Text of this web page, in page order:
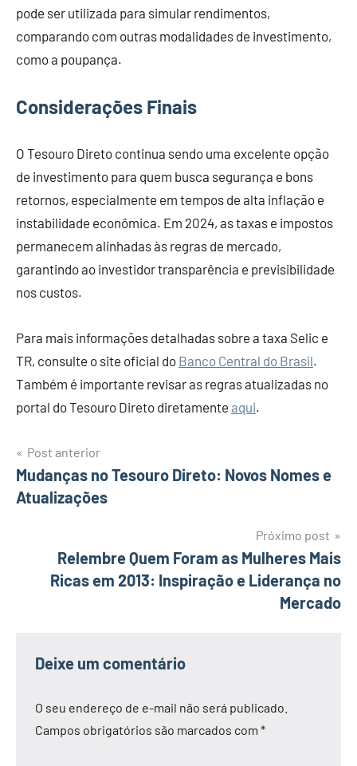
pode ser utilizada para simular rendimentos,
comparando com outras modalidades de investimento,
como a poupança.
Considerações Finais
O Tesouro Direto continua sendo uma excelente opção
de investimento para quem busca segurança e bons
retornos, especialmente em tempos de alta inflação e
instabilidade econômica. Em 2024, as taxas e impostos
permanecem alinhadas às regras de mercado,
garantindo ao investidor transparência e previsibilidade
nos custos.
Para mais informações detalhadas sobre a taxa Selic e
TR, consulte o site oficial do Banco Central do Brasil.
Também é importante revisar as regras atualizadas no
portal do Tesouro Direto diretamente aqui.
Navegação
de
Post anterior
Mudanças no Tesouro Direto: Novos Nomes e
Atualizações
Próximo post
Relembre Quem Foram as Mulheres Mais
Ricas em 2013: Inspiração e Liderança no
Mercado
Deixe um comentário
O seu endereço de e-mail não será publicado.
Campos obrigatórios são marcados com *